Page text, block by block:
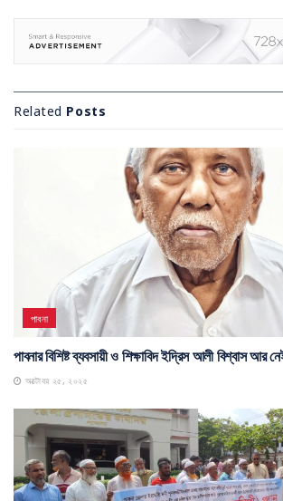
Related Posts
পাবনা
পাবনার বিশিষ্ট ব্যবসায়ী ও শিক্ষাবিদ ইদ্রিস আলী বিশ্বাস আর
অক্টোবর ২৫, ২০২৫